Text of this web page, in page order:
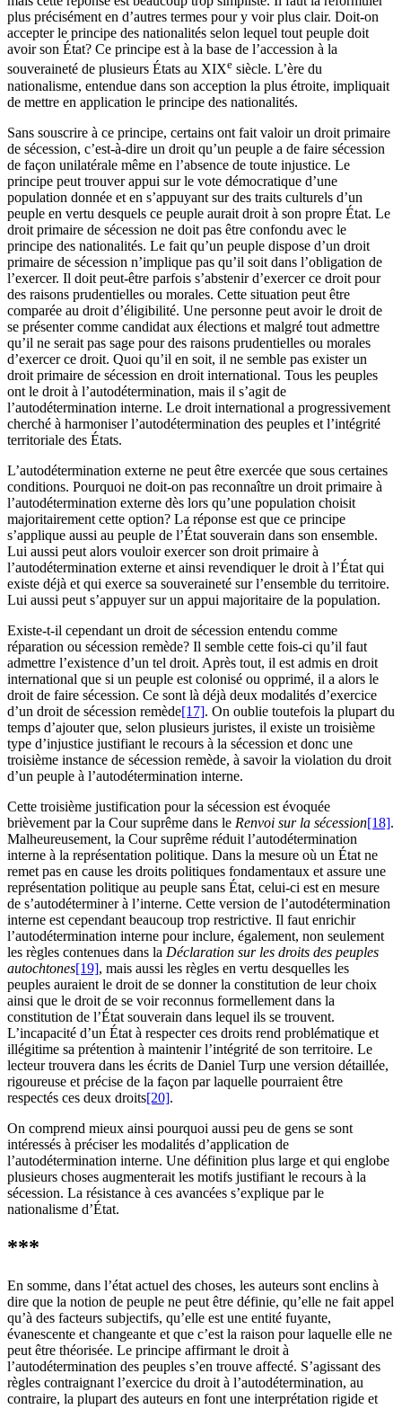
plus précisément en d’autres termes pour y voir plus clair. Doit-on
accepter le principe des nationalités selon lequel tout peuple doit
avoir son État? Ce principe est à la base de l’accession à la
souveraineté de plusieurs États au XIXe siècle. L’ère du
nationalisme, entendue dans son acception la plus étroite, impliquait
de mettre en application le principe des nationalités.
Sans souscrire à ce principe, certains ont fait valoir un droit primaire
de sécession, c’est-à-dire un droit qu’un peuple a de faire sécession
de façon unilatérale même en l’absence de toute injustice. Le
principe peut trouver appui sur le vote démocratique d’une
population donnée et en s’appuyant sur des traits culturels d’un
peuple en vertu desquels ce peuple aurait droit à son propre État. Le
droit primaire de sécession ne doit pas être confondu avec le
principe des nationalités. Le fait qu’un peuple dispose d’un droit
primaire de sécession n’implique pas qu’il soit dans l’obligation de
l’exercer. Il doit peut-être parfois s’abstenir d’exercer ce droit pour
des raisons prudentielles ou morales. Cette situation peut être
comparée au droit d’éligibilité. Une personne peut avoir le droit de
se présenter comme candidat aux élections et malgré tout admettre
qu’il ne serait pas sage pour des raisons prudentielles ou morales
d’exercer ce droit. Quoi qu’il en soit, il ne semble pas exister un
droit primaire de sécession en droit international. Tous les peuples
ont le droit à l’autodétermination, mais il s’agit de
l’autodétermination interne. Le droit international a progressivement
cherché à harmoniser l’autodétermination des peuples et l’intégrité
territoriale des États.
L’autodétermination externe ne peut être exercée que sous certaines
conditions. Pourquoi ne doit-on pas reconnaître un droit primaire à
l’autodétermination externe dès lors qu’une population choisit
majoritairement cette option? La réponse est que ce principe
s’applique aussi au peuple de l’État souverain dans son ensemble.
Lui aussi peut alors vouloir exercer son droit primaire à
l’autodétermination externe et ainsi revendiquer le droit à l’État qui
existe déjà et qui exerce sa souveraineté sur l’ensemble du territoire.
Lui aussi peut s’appuyer sur un appui majoritaire de la population.
Existe-t-il cependant un droit de sécession entendu comme
réparation ou sécession remède? Il semble cette fois-ci qu’il faut
admettre l’existence d’un tel droit. Après tout, il est admis en droit
international que si un peuple est colonisé ou opprimé, il a alors le
droit de faire sécession. Ce sont là déjà deux modalités d’exercice
d’un droit de sécession remède[17]. On oublie toutefois la plupart du
temps d’ajouter que, selon plusieurs juristes, il existe un troisième
type d’injustice justifiant le recours à la sécession et donc une
troisième instance de sécession remède, à savoir la violation du droit
d’un peuple à l’autodétermination interne.
Cette troisième justification pour la sécession est évoquée
brièvement par la Cour suprême dans le Renvoi sur la sécession[18].
Malheureusement, la Cour suprême réduit l’autodétermination
interne à la représentation politique. Dans la mesure où un État ne
remet pas en cause les droits politiques fondamentaux et assure une
représentation politique au peuple sans État, celui-ci est en mesure
de s’autodéterminer à l’interne. Cette version de l’autodétermination
interne est cependant beaucoup trop restrictive. Il faut enrichir
l’autodétermination interne pour inclure, également, non seulement
les règles contenues dans la Déclaration sur les droits des peuples
autochtones[19], mais aussi les règles en vertu desquelles les
peuples auraient le droit de se donner la constitution de leur choix
ainsi que le droit de se voir reconnus formellement dans la
constitution de l’État souverain dans lequel ils se trouvent.
L’incapacité d’un État à respecter ces droits rend problématique et
illégitime sa prétention à maintenir l’intégrité de son territoire. Le
lecteur trouvera dans les écrits de Daniel Turp une version détaillée,
rigoureuse et précise de la façon par laquelle pourraient être
respectés ces deux droits[20].
On comprend mieux ainsi pourquoi aussi peu de gens se sont
intéressés à préciser les modalités d’application de
l’autodétermination interne. Une définition plus large et qui englobe
plusieurs choses augmenterait les motifs justifiant le recours à la
sécession. La résistance à ces avancées s’explique par le
nationalisme d’État.
***
En somme, dans l’état actuel des choses, les auteurs sont enclins à
dire que la notion de peuple ne peut être définie, qu’elle ne fait appel
qu’à des facteurs subjectifs, qu’elle est une entité fuyante,
évanescente et changeante et que c’est la raison pour laquelle elle ne
peut être théorisée. Le principe affirmant le droit à
l’autodétermination des peuples s’en trouve affecté. S’agissant des
règles contraignant l’exercice du droit à l’autodétermination, au
contraire, la plupart des auteurs en font une interprétation rigide et